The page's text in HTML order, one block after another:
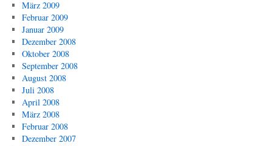
März 2009
Februar 2009
Januar 2009
Dezember 2008
Oktober 2008
September 2008
August 2008
Juli 2008
April 2008
März 2008
Februar 2008
Dezember 2007